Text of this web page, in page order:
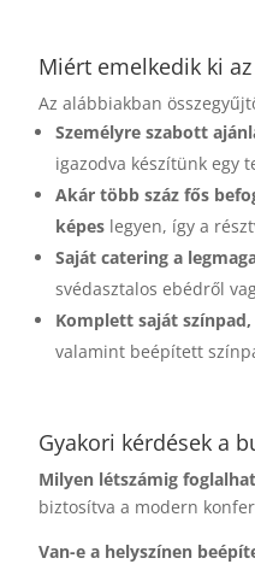
Miért emelkedik ki
Az alábbiakban
Személyre szabott
igazodva készítünk egy
Akár több száz fős
képes legyen, így a
Saját catering a
svédasztalos ebédről
Komplett saját
valamint beépített
Gyakori kérdések a
Milyen létszámig
biztosítva a modern
Van-e a helyszínen